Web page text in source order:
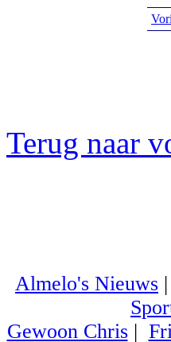
Terug naar
Almelo's Nieuws |
Gewoon Chris|